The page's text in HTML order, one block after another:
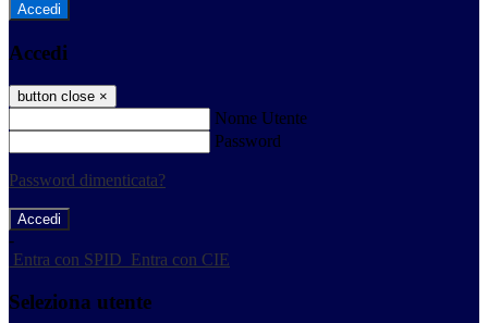
Accedi
Accedi
button close ×
Nome Utente
Password
Password dimenticata?
-
Entra con SPID Entra con CIE
Seleziona utente